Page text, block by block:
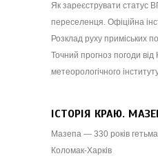
Як зареєструвати статус
переселенця. Офіційна
Розклад руху приміських
Точний прогноз погоди від
метеорологічного
ІСТОРІЯ КРАЮ.
Мазепа — 330 років
Коломак-Харків